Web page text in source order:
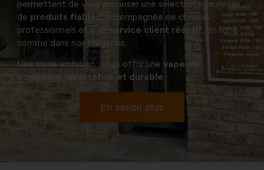
permettent de vous proposer une sélection rigoureuse
de produits fiables,accompagnée de conseils
professionnels et d’un service client réactif, en ligne
comme dans nos magasins.
Une seule ambition : vous offrir une vape de
confiance
qualitative et durable.
En savoir plus